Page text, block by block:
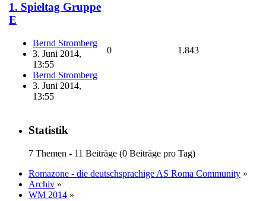
1. Spieltag Gruppe
E
Bernd Stromberg
3. Juni 2014,
13:55
Bernd Stromberg
3. Juni 2014,
13:55
0 1.843
Statistik
7 Themen - 11 Beiträge (0 Beiträge pro Tag)
Romazone - die deutschsprachige AS Roma Community »
Archiv »
WM 2014 »